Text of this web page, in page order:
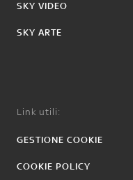
SKY VIDEO
SKY ARTE
Link utili:
GESTIONE COOKIE
COOKIE POLICY